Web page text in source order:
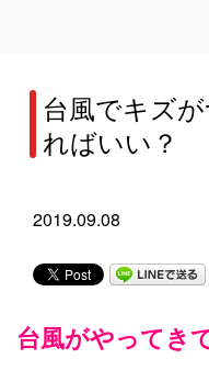
台風でキズ
ればいい？
2019.09.08
台風がやってき